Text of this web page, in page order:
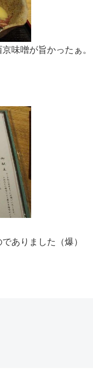
味噌が旨かったぁ。
ありました（爆）